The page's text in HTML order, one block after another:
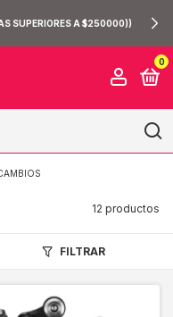
6 MESES DE GARANTÍA Y 10
SIN COSTO PARA VOS
0
12 productos
FILTRAR